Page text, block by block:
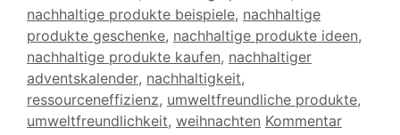
nachhaltige produkte beispiele, nachhaltige
produkte geschenke, nachhaltige produkte ideen,
nachhaltige produkte kaufen, nachhaltiger
adventskalender, nachhaltigkeit,
ressourceneffizienz, umweltfreundliche produkte,
umweltfreundlichkeit, weihnachten Kommentar